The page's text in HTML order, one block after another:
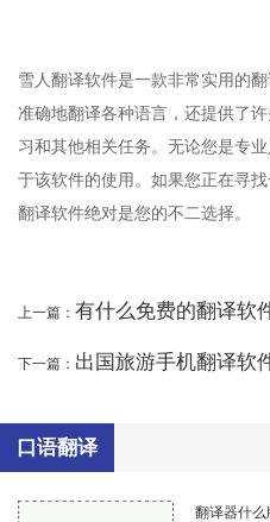
雪人翻译软件是一款非常实用的
准确地翻译各种语言，还提供了
习和其他相关任务。无论您是专
于该软件的使用。如果您正在寻
翻译软件绝对是您的不二选择。
上一篇： 有什么免费的翻译软
下一篇： 出国旅游手机翻译软
口语翻译
翻译器什么